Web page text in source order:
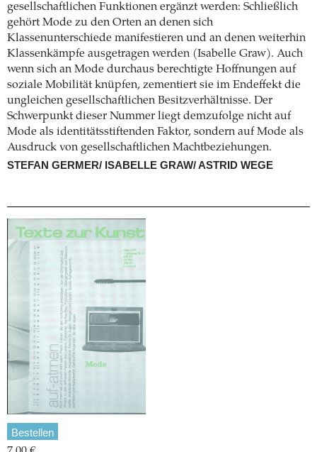
gesellschaftlichen Funktionen ergänzt werden: Schließlich
gehört Mode zu den Orten an denen sich
Klassenunterschiede manifestieren und an denen weiterhin
Klassenkämpfe ausgetragen werden (Isabelle Graw). Auch
wenn sich an Mode durchaus berechtigte Hoffnungen auf
soziale Mobilität knüpfen, zementiert sie im Endeffekt die
ungleichen gesellschaftlichen Besitzverhältnisse. Der
Schwerpunkt dieser Nummer liegt demzufolge nicht auf
Mode als identitätsstiftenden Faktor, sondern auf Mode als
Ausdruck von gesellschaftlichen Machtbeziehungen.
STEFAN GERMER/ ISABELLE GRAW/ ASTRID WEGE
Bestellen